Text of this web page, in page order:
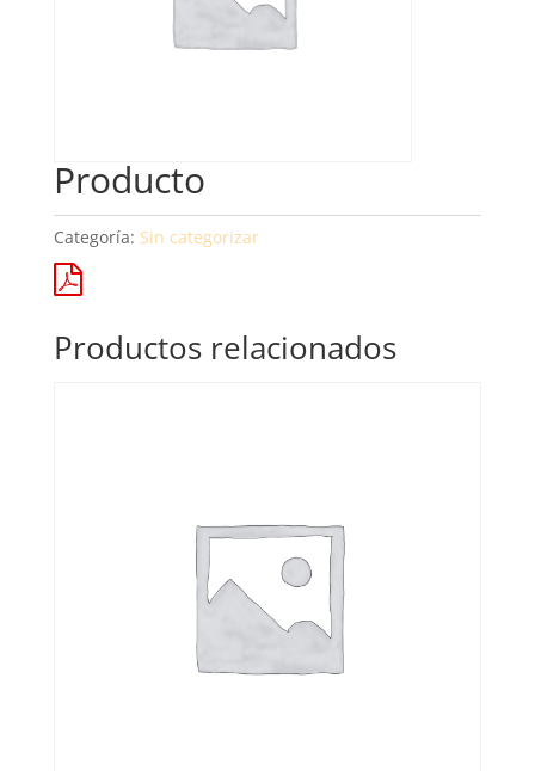
Producto
Categoría: Sin categorizar
Productos relacionados